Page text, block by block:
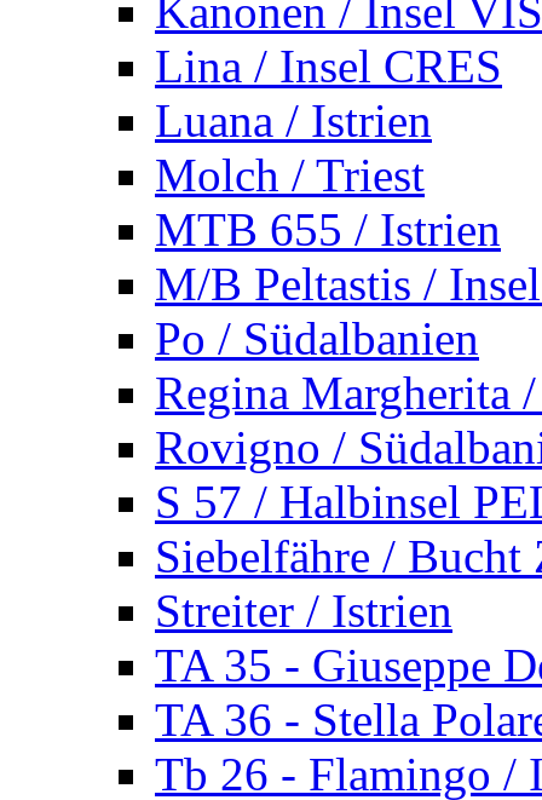
Kanonen / Insel VIS
Lina / Insel CRES
Luana / Istrien
Molch / Triest
MTB 655 / Istrien
M/B Peltastis /
Po / Südalbanien
Regina Margherita
Rovigno /
S 57 / Halbinsel
Siebelfähre / Bucht
Streiter / Istrien
TA 35 - Giuseppe
TA 36 - Stella
Tb 26 - Flamingo /